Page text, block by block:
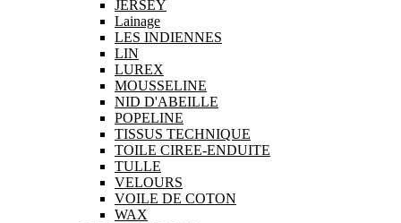
JERSEY
Lainage
LES INDIENNES
LIN
LUREX
MOUSSELINE
NID D'ABEILLE
POPELINE
TISSUS TECHNIQUE
TOILE CIREE-ENDUITE
TULLE
VELOURS
VOILE DE COTON
WAX